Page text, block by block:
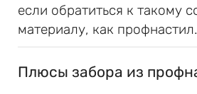
если обратиться к такому
материалу, как профнастил.
Плюсы забора из